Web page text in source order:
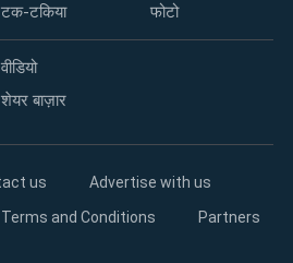
टक-टकिया
फोटो
वीडियो
शेयर बाज़ार
us
Advertise with us
Terms and Conditions
Partners